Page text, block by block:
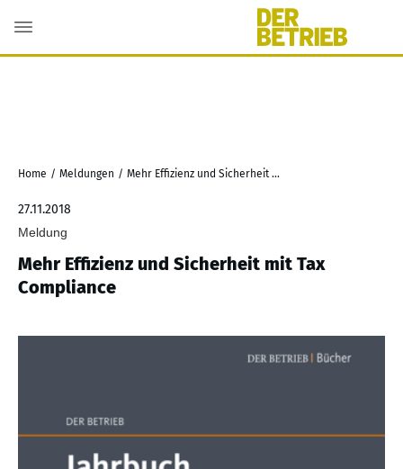
Home / Meldungen / Mehr Effizienz und Sicherheit mit Tax Compliance
27.11.2018
Meldung
Mehr Effizienz und Sicherheit mit Tax
Compliance